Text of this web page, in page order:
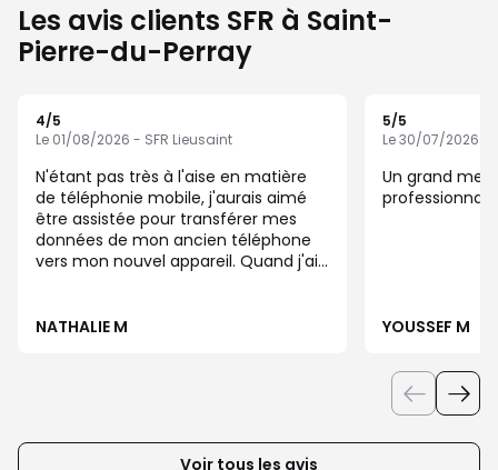
Les avis clients SFR à Saint-
Pierre-du-Perray
4/5
Le 01/08/2026 - SFR Lieusaint
N'étant pas très à l'aise en matière
de téléphonie mobile, j'aurais aimé
être assistée pour transférer mes
données de mon ancien téléphone
vers mon nouvel appareil. Quand j'ai
lieu de ça je me suis me retrouvée
n'hésitez à repasser à la boutique. Je
NATHALIE M
5/5
Le 30/07/2026 -
Un grand
YOUSSEF M
Voir tous les avis